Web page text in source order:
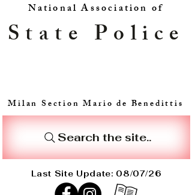
National Association of
Milan Section Mario de Benedittis
Search the site..
State Police
Last Site Update: 08/07/26